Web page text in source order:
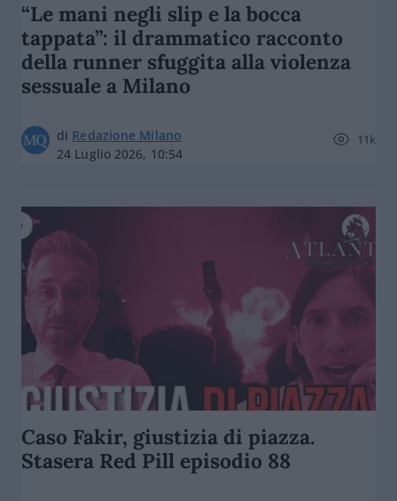
“Le mani negli slip e la bocca
tappata”: il drammatico racconto
della runner sfuggita alla violenza
sessuale a Milano
di Redazione Milano
24 Luglio 2026, 10:54
11k
Caso Fakir, giustizia di piazza.
Stasera Red Pill episodio 88